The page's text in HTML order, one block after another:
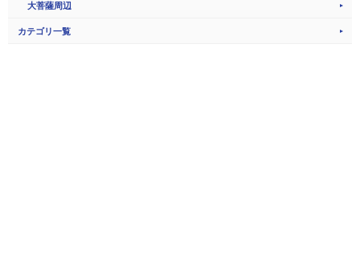
大菩薩周辺
カテゴリ一覧